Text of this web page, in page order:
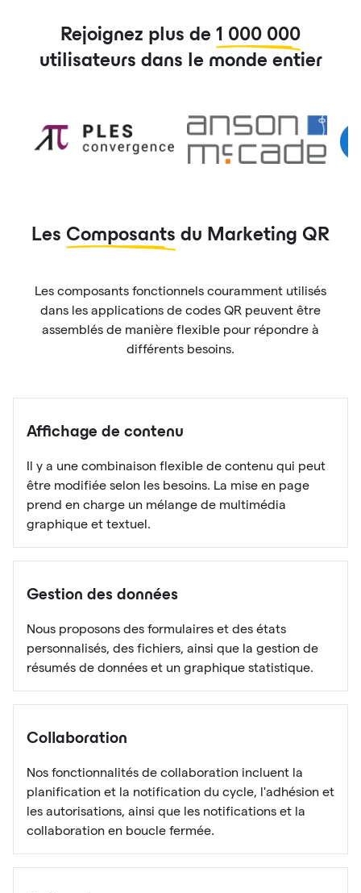
Rejoignez plus de 1 000 000
utilisateurs dans le monde entier
Les Composants du Marketing QR
Les composants fonctionnels couramment utilisés
dans les applications de codes QR peuvent être
assemblés de manière flexible pour répondre à
différents besoins.
Affichage de contenu
Il y a une combinaison flexible de contenu qui peut
être modifiée selon les besoins. La mise en page
prend en charge un mélange de multimédia
graphique et textuel.
Gestion des données
Nous proposons des formulaires et des états
personnalisés, des fichiers, ainsi que la gestion de
résumés de données et un graphique statistique.
Collaboration
Nos fonctionnalités de collaboration incluent la
planification et la notification du cycle, l'adhésion et
les autorisations, ainsi que les notifications et la
collaboration en boucle fermée.